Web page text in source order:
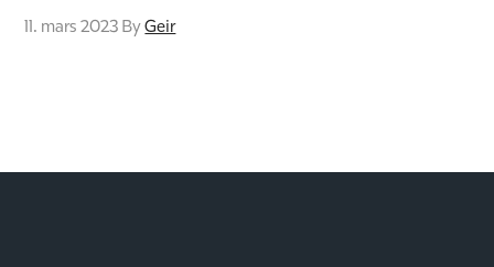
11. mars 2023ByGeir